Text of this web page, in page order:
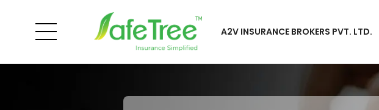
A2V INSURANCE BROKERS PVT. LTD.